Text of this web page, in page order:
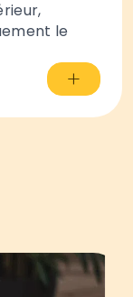
le
+